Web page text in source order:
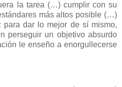
la tarea (…) cumplir con su
más altos posible (…)
para dar lo mejor de sí mismo,
perseguir un objetivo absurdo
le enseño a enorgullecerse